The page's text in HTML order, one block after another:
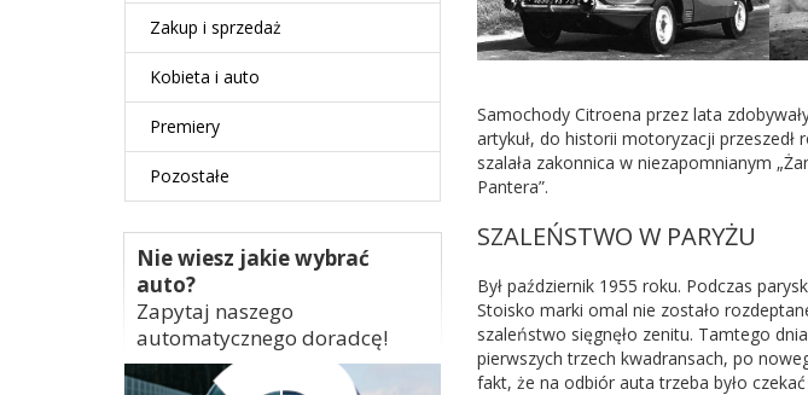
Samochody Citroena przez lata
artykuł, do historii motoryzacji przeszedł
szalała zakonnica w niezapomnianym
Pantera”.
SZALEŃSTWO W PARYŻU
Był październik 1955 roku. Podczas
Stoisko marki omal nie zostało
szaleństwo sięgnęło zenitu. Tamtego
pierwszych trzech kwadransach, po
fakt, że na odbiór auta trzeba było
Zakup i sprzedaż
Kobieta i auto
Premiery
Pozostałe
Nie wiesz jakie wybrać
auto?
Zapytaj naszego
automatycznego doradcę!